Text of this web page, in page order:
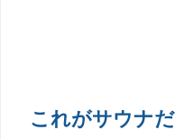
これがサウナだ